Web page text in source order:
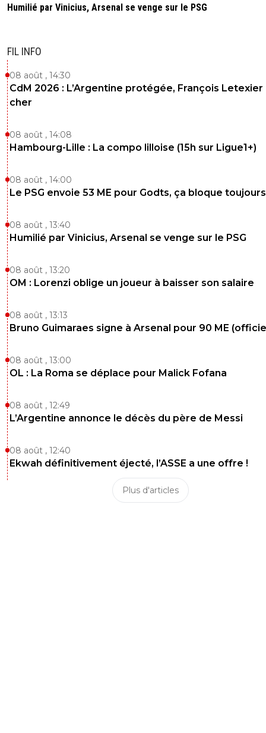
Humilié par Vinicius, Arsenal se venge sur le PSG
FIL INFO
08 août , 14:30
CdM 2026 : L’Argentine protégée, François Letexier
cher
08 août , 14:08
Hambourg-Lille : La compo lilloise (15h sur Ligue1+)
08 août , 14:00
Le PSG envoie 53 ME pour Godts, ça bloque toujours
08 août , 13:40
Humilié par Vinicius, Arsenal se venge sur le PSG
08 août , 13:20
OM : Lorenzi oblige un joueur à baisser son salaire
08 août , 13:13
Bruno Guimaraes signe à Arsenal pour 90 ME
08 août , 13:00
OL : La Roma se déplace pour Malick Fofana
08 août , 12:49
L’Argentine annonce le décès du père de Messi
08 août , 12:40
Ekwah définitivement éjecté, l’ASSE a une offre !
Plus d'articles